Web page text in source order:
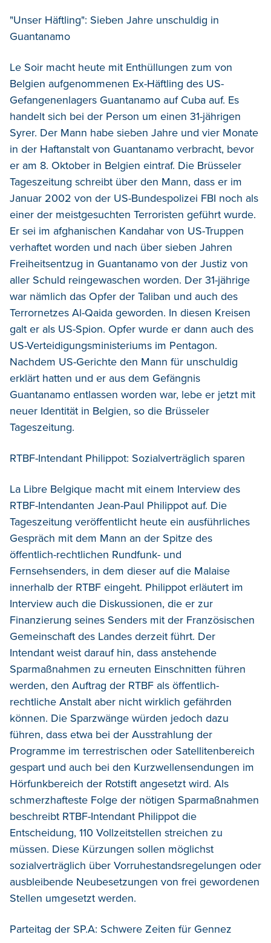
"Unser Häftling": Sieben Jahre unschuldig in
Guantanamo
Le Soir macht heute mit Enthüllungen zum von
Belgien aufgenommenen Ex-Häftling des US-
Gefangenenlagers Guantanamo auf Cuba auf. Es
handelt sich bei der Person um einen 31-jährigen
Syrer. Der Mann habe sieben Jahre und vier Monate
in der Haftanstalt von Guantanamo verbracht, bevor
er am 8. Oktober in Belgien eintraf. Die Brüsseler
Tageszeitung schreibt über den Mann, dass er im
Januar 2002 von der US-Bundespolizei FBI noch als
einer der meistgesuchten Terroristen geführt wurde.
Er sei im afghanischen Kandahar von US-Truppen
verhaftet worden und nach über sieben Jahren
Freiheitsentzug in Guantanamo von der Justiz von
aller Schuld reingewaschen worden. Der 31-jährige
war nämlich das Opfer der Taliban und auch des
Terrornetzes Al-Qaida geworden. In diesen Kreisen
galt er als US-Spion. Opfer wurde er dann auch des
US-Verteidigungsministeriums im Pentagon.
Nachdem US-Gerichte den Mann für unschuldig
erklärt hatten und er aus dem Gefängnis
Guantanamo entlassen worden war, lebe er jetzt mit
neuer Identität in Belgien, so die Brüsseler
Tageszeitung.
RTBF-Intendant Philippot: Sozialverträglich sparen
La Libre Belgique macht mit einem Interview des
RTBF-Intendanten Jean-Paul Philippot auf. Die
Tageszeitung veröffentlicht heute ein ausführliches
Gespräch mit dem Mann an der Spitze des
öffentlich-rechtlichen Rundfunk- und
Fernsehsenders, in dem dieser auf die Malaise
innerhalb der RTBF eingeht. Philippot erläutert im
Interview auch die Diskussionen, die er zur
Finanzierung seines Senders mit der Französischen
Gemeinschaft des Landes derzeit führt. Der
Intendant weist darauf hin, dass anstehende
Sparmaßnahmen zu erneuten Einschnitten führen
werden, den Auftrag der RTBF als öffentlich-
rechtliche Anstalt aber nicht wirklich gefährden
können. Die Sparzwänge würden jedoch dazu
führen, dass etwa bei der Ausstrahlung der
Programme im terrestrischen oder Satellitenbereich
gespart und auch bei den Kurzwellensendungen im
Hörfunkbereich der Rotstift angesetzt wird. Als
schmerzhafteste Folge der nötigen Sparmaßnahmen
beschreibt RTBF-Intendant Philippot die
Entscheidung, 110 Vollzeitstellen streichen zu
müssen. Diese Kürzungen sollen möglichst
sozialverträglich über Vorruhestandsregelungen oder
ausbleibende Neubesetzungen von frei gewordenen
Stellen umgesetzt werden.
Parteitag der SP.A: Schwere Zeiten für Gennez